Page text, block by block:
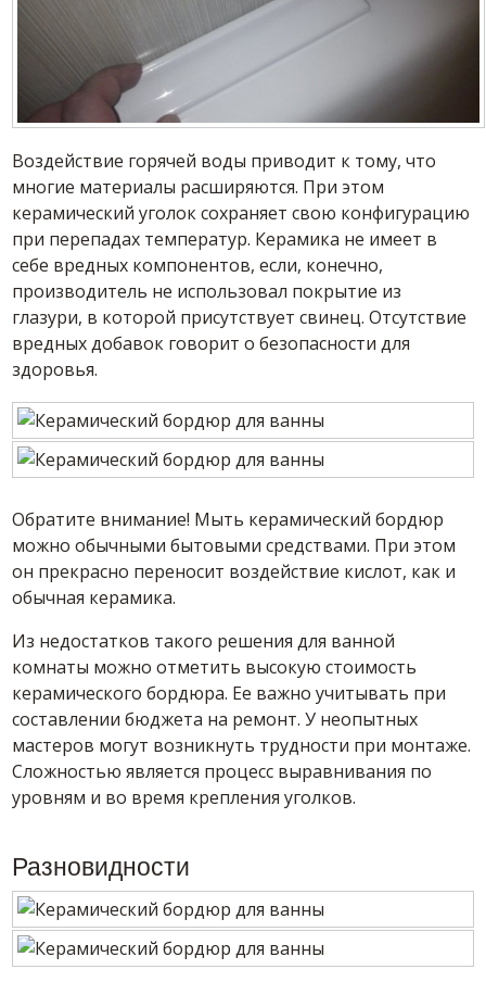
Воздействие горячей воды приводит к тому, что
многие материалы расширяются. При этом
керамический уголок сохраняет свою конфигурацию
при перепадах температур. Керамика не имеет в
себе вредных компонентов, если, конечно,
производитель не использовал покрытие из
глазури, в которой присутствует свинец. Отсутствие
вредных добавок говорит о безопасности для
здоровья.
Обратите внимание! Мыть керамический бордюр
можно обычными бытовыми средствами. При этом
он прекрасно переносит воздействие кислот, как и
обычная керамика.
Из недостатков такого решения для ванной
комнаты можно отметить высокую стоимость
керамического бордюра. Ее важно учитывать при
составлении бюджета на ремонт. У неопытных
мастеров могут возникнуть трудности при монтаже.
Сложностью является процесс выравнивания по
уровням и во время крепления уголков.
Разновидности